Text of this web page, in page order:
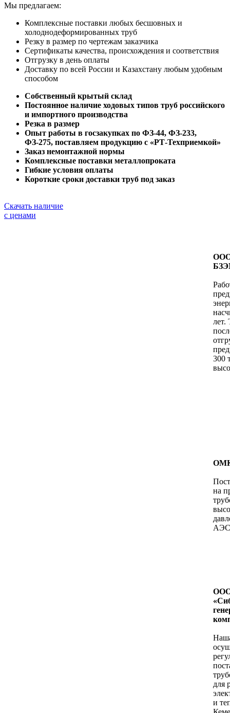
Мы предлагаем:
Комплексные поставки любых бесшовных и
холоднодеформированных труб
Резку в размер по чертежам заказчика
Сертификаты качества, происхождения и соответствия
Отгрузку в день оплаты
Доставку по всей России и Казахстану любым удобным
способом
Собственный крытый склад
Постоянное наличие ходовых типов труб российского
и импортного производства
Резка в размер
Опыт работы в госзакупках по ФЗ-44, ФЗ-233,
ФЗ-275, поставляем продукцию с «РТ-Техприемкой»
Заказ немонтажной нормы
Комплексные поставки металлопроката
Гибкие условия оплаты
Короткие сроки доставки труб под заказ
Скачать наличие
с ценами
ООО
лет.
300
на
для
и